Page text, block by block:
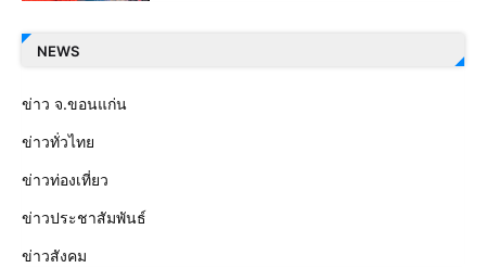
NEWS
ข่าว จ.ขอนแก่น
ข่าวทั่วไทย
ข่าวท่องเที่ยว
ข่าวประชาสัมพันธ์
ข่าวสังคม